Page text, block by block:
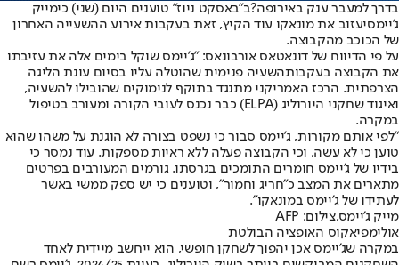
בדרך למעבר ענק באירופה?ב"באסקט ניוז" טוענים היום (שני) כימייק
ג'יימסיעזוב את מונאקו עוד הקיץ, זאת בעקבות אירוע ההשעייה האחרון
של הכוכב מהקבוצה.
על פי הדיווח של דונאטאס אורבונאס: "ג'יימס שוקל בימים אלה את עזיבתו
את הקבוצה בעקבותהשעיה פנימית שהוטלה עליו בסיום עונת הליגה
הצרפתית. הרכז האמריקני מתנגד בתוקף לנימוקים שהובילו להשעיה,
ואיגוד שחקני היורוליג (ELPA) כבר נכנס לעובי הקורה ומעורב בטיפול
במקרה.
"לפי אותם מקורות, ג'יימס סבור כי נשפט בצורה לא הוגנת על משהו שהוא
טוען כי לא עשה, וכי הקבוצה פעלה ללא ראיות מספקות. עוד נמסר כי
בידיו של ג'יימס חומרים התומכים בגרסתו. גורמים המעורבים בפרטים
מתארים את המצב כ"חריג וחמור", וטוענים כי יש ספק ממשי באשר
לעתידו של ג'יימס במונאקו".
מייק ג'יימס,צילום: AFP
אולימפיאקוס האופציה הבולטת
במקרה שג'יימס אכן יהפוך לשחקן חופשי, הוא ייחשב מיידית לאחד